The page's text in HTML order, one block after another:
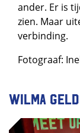
ander. Er is
zien. Maar
verbinding.
Fotograaf:
Wilma